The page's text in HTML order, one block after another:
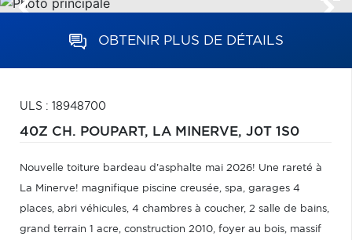
OBTENIR PLUS DE DÉTAILS
ULS : 18948700
40Z CH. POUPART, LA MINERVE, J0T 1S0
Nouvelle toiture bardeau d'asphalte mai 2026! Une rareté à
La Minerve! magnifique piscine creusée, spa, garages 4
places, abri véhicules, 4 chambres à coucher, 2 salle de bains,
grand terrain 1 acre, construction 2010, foyer au bois, massif